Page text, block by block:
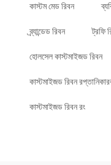
কাস্টম মেড রিবন
ব্র্যান্ডেড রিবন ট্রফি
হোলসেল কাস্টমাইজড রিবন
কাস্টমাইজড রিবন
কাস্টমাইজড রিবন রং